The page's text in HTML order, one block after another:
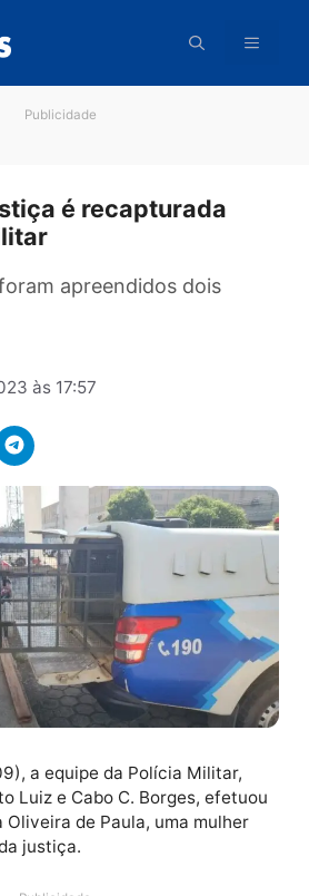
é recapturada
foram apreendidos dois
às 17:57
a equipe da Polícia Militar,